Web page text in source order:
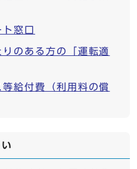
窓口
のある方の「運転適
給付費（利用料の償